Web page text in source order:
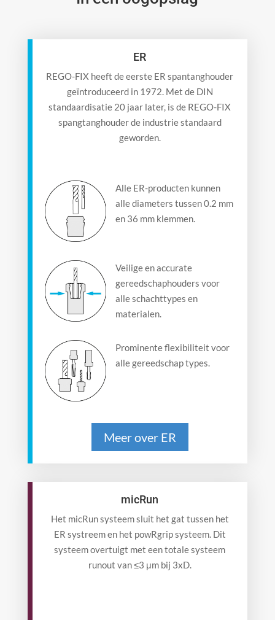
ER
REGO-FIX heeft de eerste ER spantanghouder
geïntroduceerd in 1972. Met de DIN
standaardisatie 20 jaar later, is de REGO-FIX
spangtanghouder de industrie standaard
geworden.
Alle ER-producten kunnen
alle diameters tussen 0.2 mm
en 36 mm klemmen.
Veilige en accurate
gereedschaphouders voor
alle schachttypes en
materialen.
Prominente flexibiliteit voor
alle gereedschap types.
Meer over ER
micRun
Het micRun systeem sluit het gat tussen het
ER systreem en het powRgrip systeem. Dit
systeem overtuigt met een totale systeem
runout van ≤3 μm bij 3xD.